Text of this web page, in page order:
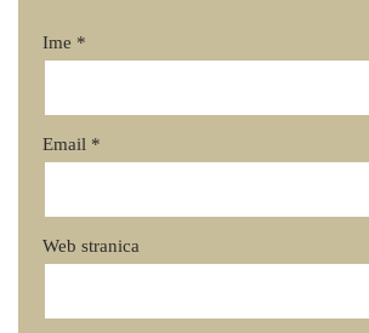
Ime *
Email *
Web stranica